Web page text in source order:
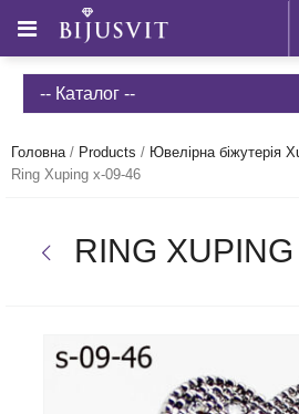
-- Каталог --
Головна/ Products / Ювелірна біжутерія
Ring Xuping x-09-46
RING